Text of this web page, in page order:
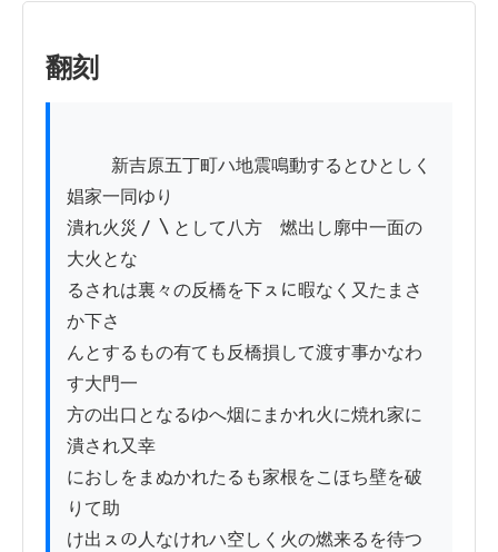
翻刻
娼家一同ゆり
潰れ火災〳〵として八方ゟ燃出し廓中一面の
大火とな
るされは裏々の反橋を下ㇲに暇なく又たまさ
か下さ
んとするもの有ても反橋損して渡す事かなわ
す大門一
方の出口となるゆへ烟にまかれ火に焼れ家に
潰され又幸
におしをまぬかれたるも家根をこほち壁を破
りて助
け出ㇲの人なけれハ空しく火の燃来るを待つ